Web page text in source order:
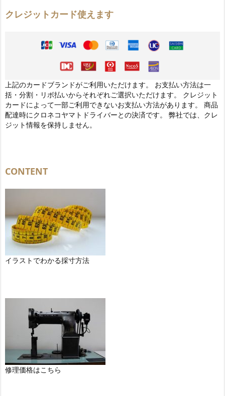
クレジットカード使えます
上記のカードブランドがご利用いただけます。 お支払い方法は一
括・分割・リボ払いからそれぞれご選択いただけます。 クレジット
カードによって一部ご利用できないお支払い方法があります。 商品
配達時にクロネコヤマトドライバーとの決済です。 弊社では、クレ
ジット情報を保持しません。
CONTENT
イラストでわかる採寸方法
修理価格はこちら